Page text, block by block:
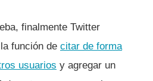
finalmente Twitter
función de citar de forma
usuarios y agregar un